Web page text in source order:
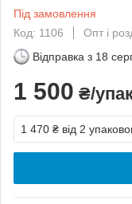
Під замовлення
Код: 1106
Опт і
Відправка з 18
1 500 ₴/
1 470 ₴ від 2